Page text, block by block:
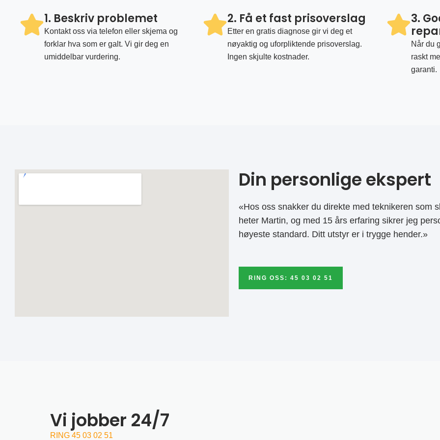
1. Beskriv problemet
Kontakt oss via telefon eller skjema og
forklar hva som er galt. Vi gir deg en
umiddelbar vurdering.
2. Få et fast prisoverslag
Etter en gratis diagnose gir vi deg et
nøyaktig og uforpliktende prisoverslag.
Ingen skjulte kostnader.
3.
Når du
raskt
garanti.
Din personlige ekspert
«Hos oss snakker du direkte med teknikeren som
heter Martin, og med 15 års erfaring sikrer jeg
høyeste standard. Ditt utstyr er i trygge hender.»
RING OSS: 45 03 02 51
Vi jobber 24/7
RING 45 03 02 51